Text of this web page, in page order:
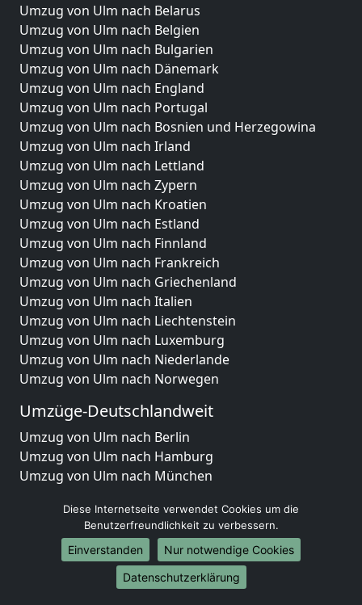
Umzug von Ulm nach Belarus
Umzug von Ulm nach Belgien
Umzug von Ulm nach Bulgarien
Umzug von Ulm nach Dänemark
Umzug von Ulm nach England
Umzug von Ulm nach Portugal
Umzug von Ulm nach Bosnien und Herzegowina
Umzug von Ulm nach Irland
Umzug von Ulm nach Lettland
Umzug von Ulm nach Zypern
Umzug von Ulm nach Kroatien
Umzug von Ulm nach Estland
Umzug von Ulm nach Finnland
Umzug von Ulm nach Frankreich
Umzug von Ulm nach Griechenland
Umzug von Ulm nach Italien
Umzug von Ulm nach Liechtenstein
Umzug von Ulm nach Luxemburg
Umzug von Ulm nach Niederlande
Umzug von Ulm nach Norwegen
Umzüge-Deutschlandweit
Umzug von Ulm nach Berlin
Umzug von Ulm nach Hamburg
Umzug von Ulm nach München
Umzug von Ulm nach Frankfurt am Main
Umzug von Ulm nach Stuttgart
Umzug von Ulm nach Düsseldorf
Umzug von Ulm nach Leipzig
Umzug von Ulm nach Dortmund
Diese Internetseite verwendet Cookies um die
Benutzerfreundlichkeit zu verbessern.
Einverstanden
Nur notwendige Cookies
Datenschutzerklärung